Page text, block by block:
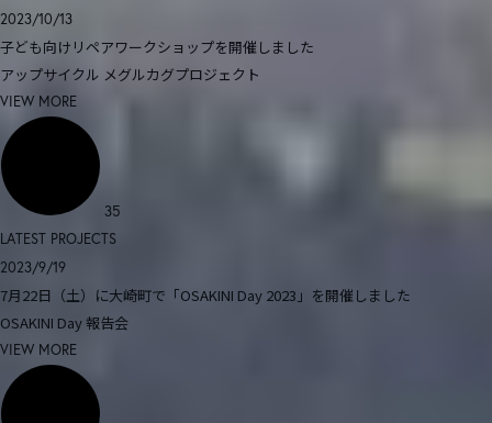
2023/10/13
子ども向けリペアワークショップを開催しました
アップサイクル メグルカグプロジェクト
VIEW MORE
35
LATEST PROJECTS
2023/9/19
7月22日（土）に大崎町で「OSAKINI Day 2023」を開催しました
OSAKINI Day報告会
VIEW MORE